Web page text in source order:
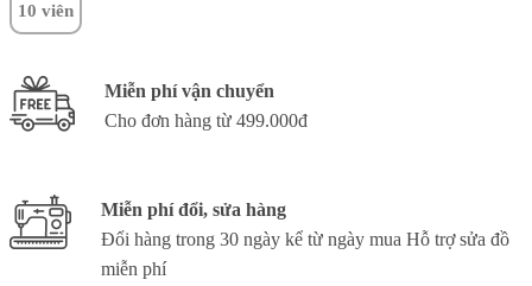
10 viên
Miễn phí vận chuyển
Cho đơn hàng từ 499.000đ
Miễn phí đổi, sửa hàng
Đổi hàng trong 30 ngày kể từ ngày mua Hỗ trợ sửa đồ
miễn phí